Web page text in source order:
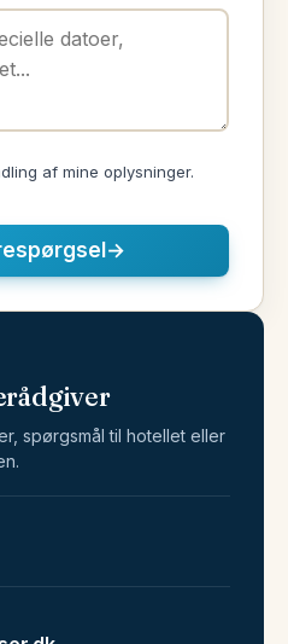
af mine oplysninger.
→
spørgsmål til hotellet eller